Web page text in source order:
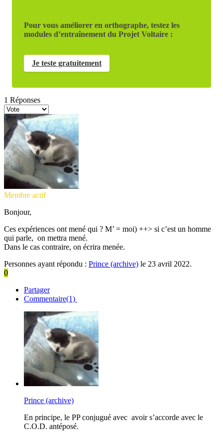
Pour vous améliorer en orthographe, testez les
modules d’entraînement du Projet Voltaire :
Je teste gratuitement
1 Réponses
Membre actif
Bonjour,
Ces expériences ont mené qui ? M’ = moi) ++> si c’est un homme
qui parle, on mettra mené.
Dans le cas contraire, on écrira menée.
Personnes ayant répondu : Prince (archive) le 23 avril 2022.
0
Partager
Commentaire(1)
Prince (archive)
En principe, le PP conjugué avec avoir s’accorde avec le
C.O.D. antéposé.